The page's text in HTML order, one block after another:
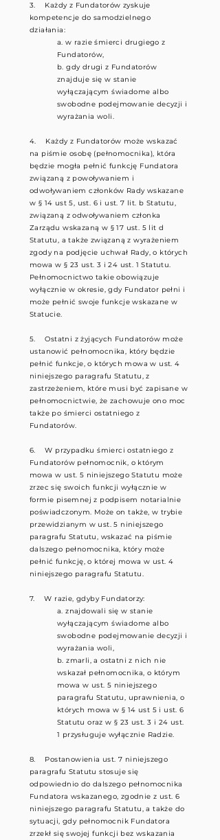
3. Każdy z Fundatorów zyskuje
kompetencje do samodzielnego
działania:
a. w razie śmierci drugiego z
Fundatorów,
b. gdy drugi z Fundatorów
znajduje się w stanie
wyłączającym świadome albo
swobodne podejmowanie decyzji i
wyrażania woli.
4. Każdy z Fundatorów może wskazać
na piśmie osobę (pełnomocnika), która
będzie mogła pełnić funkcję Fundatora
związaną z powoływaniem i
odwoływaniem członków Rady wskazane
w § 14 ust 5, ust. 6 i ust. 7 lit. b Statutu,
związaną z odwoływaniem członka
Zarządu wskazaną w § 17 ust. 5 lit d
Statutu, a także związaną z wyrażeniem
zgody na podjęcie uchwał Rady, o których
mowa w § 23 ust. 3 i 24 ust. 1 Statutu.
Pełnomocnictwo takie obowiązuje
wyłącznie w okresie, gdy Fundator pełni i
może pełnić swoje funkcje wskazane w
Statucie.
5. Ostatni z żyjących Fundatorów może
ustanowić pełnomocnika, który będzie
pełnić funkcje, o których mowa w ust. 4
niniejszego paragrafu Statutu, z
zastrzeżeniem, które musi być zapisane w
pełnomocnictwie, że zachowuje ono moc
także po śmierci ostatniego z
Fundatorów.
6. W przypadku śmierci ostatniego z
Fundatorów pełnomocnik, o którym
mowa w ust. 5 niniejszego Statutu może
zrzec się swoich funkcji wyłącznie w
formie pisemnej z podpisem notarialnie
poświadczonym. Może on także, w trybie
przewidzianym w ust. 5 niniejszego
paragrafu Statutu, wskazać na piśmie
dalszego pełnomocnika, który może
pełnić funkcję, o której mowa w ust. 4
niniejszego paragrafu Statutu.
7. W razie, gdyby Fundatorzy:
a.znajdowali się w stanie
wyłączającym świadome albo
swobodne podejmowanie decyzji i
wyrażania woli,
b. zmarli, a ostatni z nich nie
wskazał pełnomocnika, o którym
mowa w ust. 5 niniejszego
paragrafu Statutu, uprawnienia, o
których mowa w § 14 ust 5 i ust. 6
Statutu oraz w § 23 ust. 3 i 24 ust.
1 przysługuje wyłącznie Radzie.
8. Postanowienia ust. 7 niniejszego
paragrafu Statutu stosuje się
odpowiednio do dalszego pełnomocnika
Fundatora wskazanego, zgodnie z ust. 6
niniejszego paragrafu Statutu, a także do
sytuacji, gdy pełnomocnik Fundatora
zrzekł się swojej funkcji bez wskazania